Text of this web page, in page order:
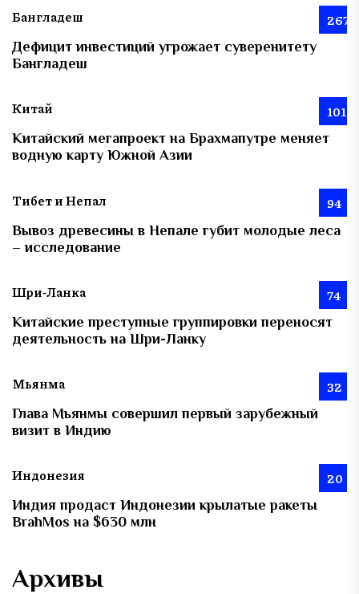
Бангладеш 267
Дефицит инвестиций угрожает суверенитету
Бангладеш
Китай 101
Китайский мегапроект на Брахмапутре меняет
водную карту Южной Азии
Тибет и Непал 94
Вывоз древесины в Непале губит молодые леса
– исследование
Шри-Ланка 74
Китайские преступные группировки переносят
деятельность на Шри-Ланку
Мьянма 32
Глава Мьянмы совершил первый зарубежный
визит в Индию
Индонезия 20
Индия продаст Индонезии крылатые ракеты
BrahMos на $630 млн
Архивы